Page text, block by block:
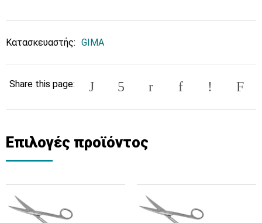
Κατασκευαστής: GIMA
Share this page:
Επιλογές προϊόντος